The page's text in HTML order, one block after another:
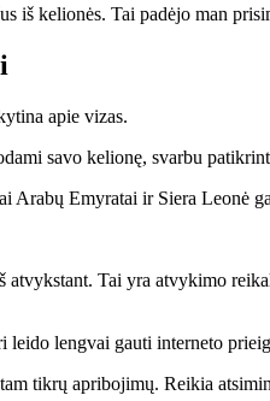
iš kelionės. Tai padėjo man
apie vizas.
savo kelionę, svarbu
Arabų Emyratai ir Siera
Tai yra atvykimo
leido lengvai gauti interneto
tikrų apribojimų. Reikia